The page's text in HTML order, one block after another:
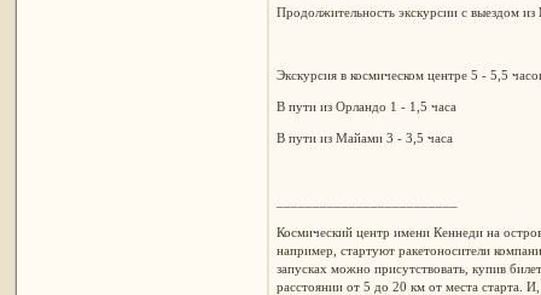
Продолжительность экскурсии с выездом из
Экскурсия в космическом центре 5 - 5,5
В пути из Орландо 1 - 1,5 часа
В пути из Майами 3 - 3,5 часа
Космический центр имени Кеннеди на
например, стартуют ракетоносители
запусках можно присутствовать, купив
расстоянии от 5 до 20 км от места старта.